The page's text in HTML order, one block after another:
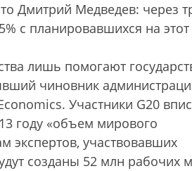
Дмитрий Медведев: через
с планировавшихся на этот
лишь помогают
чиновник
Участники G20
году «объем мирового
экспертов, участвовавших
созданы 52 млн рабочих